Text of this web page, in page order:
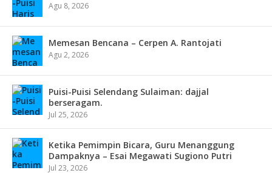
Agu 8, 2026
Memesan Bencana – Cerpen A. Rantojati
Agu 2, 2026
Puisi-Puisi Selendang Sulaiman: dajjal
berseragam.
Jul 25, 2026
Ketika Pemimpin Bicara, Guru Menanggung
Dampaknya – Esai Megawati Sugiono Putri
Jul 23, 2026